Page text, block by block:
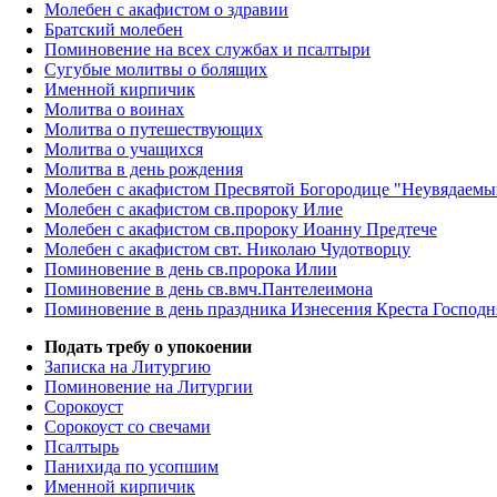
Молебен с акафистом о здравии
Братский молебен
Поминовение на всех службах и псалтыри
Сугубые молитвы о болящих
Именной кирпичик
Молитва о воинах
Молитва о путешествующих
Молитва о учащихся
Молитва в день рождения
Молебен с акафистом Пресвятой Богородице
Молебен с акафистом св.пророку Илие
Молебен с акафистом св.пророку Иоанну Предтече
Молебен с акафистом свт. Николаю Чудотворцу
Поминовение в день св.пророка Илии
Поминовение в день св.вмч.Пантелеимона
Поминовение в день праздника Изнесения Креста
Подать требу о упокоении
Записка на Литургию
Поминовение на Литургии
Сорокоуст
Сорокоуст со свечами
Псалтырь
Панихида по усопшим
Именной кирпичик